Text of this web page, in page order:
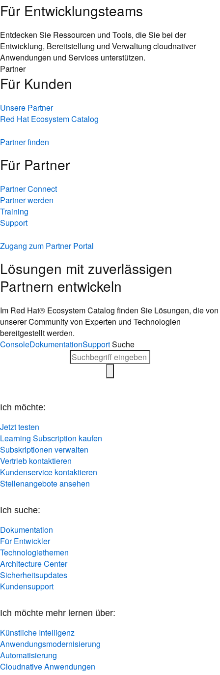
Für Entwicklungsteams
Entdecken Sie Ressourcen und Tools, die Sie bei der
Entwicklung, Bereitstellung und Verwaltung cloudnativer
Anwendungen und Services unterstützen.
Partner
Für Kunden
Unsere Partner
Red Hat Ecosystem Catalog
Partner finden
Für Partner
Partner Connect
Partner werden
Training
Support
Zugang zum Partner Portal
Lösungen mit zuverlässigen
Partnern entwickeln
Im Red Hat® Ecosystem Catalog finden Sie Lösungen, die von
unserer Community von Experten und Technologien
bereitgestellt werden.
ConsoleDokumentationSupportSuche
Ich möchte:
Jetzt testen
Learning Subscription kaufen
Subskriptionen verwalten
Vertrieb kontaktieren
Kundenservice kontaktieren
Stellenangebote ansehen
Ich suche:
Dokumentation
Für Entwickler
Technologiethemen
Architecture Center
Sicherheitsupdates
Kundensupport
Ich möchte mehr lernen über:
Künstliche Intelligenz
Anwendungsmodernisierung
Automatisierung
Cloudnative Anwendungen